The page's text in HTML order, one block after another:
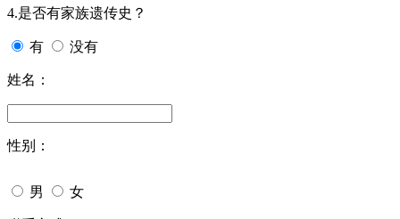
4.是否有家族遗传史？
有 没有
姓名：
性别：
男 女